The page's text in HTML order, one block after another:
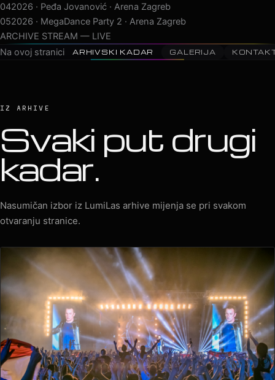
042026 · Peđa Jovanović · Arena Zagreb
052026 · MegaDance Party 2 · Arena Zagreb
062025 · Saša Matić · Arena Zagreb
072025 · Aurora Stellantis
IZ ARHIVE
Svaki put drugi
kadar.
otvaranju stranice.